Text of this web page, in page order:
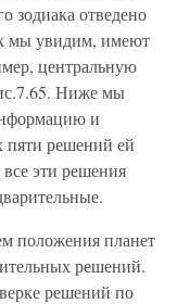
зодиака отведено
мы увидим, имеют
центральную
Ниже мы
и
решений ей
все эти решения
положения планет
решений.
решений по